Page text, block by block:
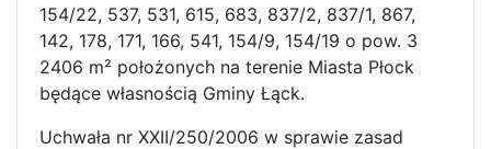
154/22, 537, 531, 615, 683, 837/2, 837/1, 867,
142, 178, 171, 166, 541, 154/9, 154/19 o pow. 3
2406 m² położonych na terenie Miasta Płock
będące własnością Gminy Łąck.
Uchwała nr XXII/250/2006 w sprawie zasad